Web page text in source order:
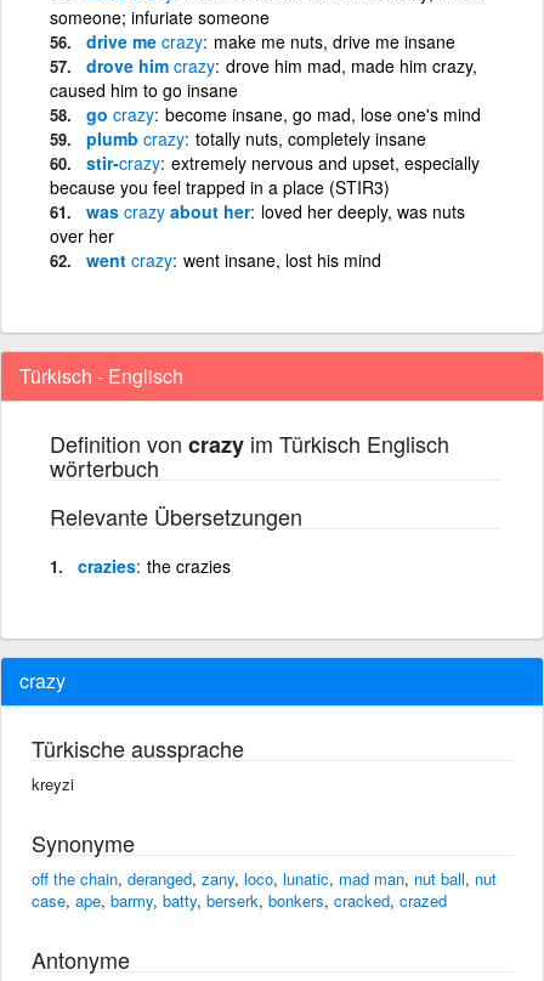
someone; infuriate someone
drive me crazy make me nuts, drive me insane
drove him crazy drove him mad, made him crazy,
caused him to go insane
go crazy become insane, go mad, lose one's mind
plumb crazy totally nuts, completely insane
stir-crazy extremely nervous and upset, especially
because you feel trapped in a place (STIR3)
was crazy about her loved her deeply, was nuts
over her
went crazy went insane, lost his mind
Türkisch - Englisch
Definition von crazy im Türkisch Englisch
wörterbuch
Relevante Übersetzungen
crazies the crazies
crazy
Türkische aussprache
kreyzi
Synonyme
off the chain, deranged, zany, loco, lunatic, mad man, nut ball, nut
case, ape, barmy, batty, berserk, bonkers, cracked, crazed
Antonyme